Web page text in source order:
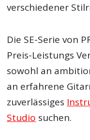
verschiedener
Die SE-Serie von
Preis-Leistungs
sowohl an
an erfahrene
zuverlässiges
Studio suchen.